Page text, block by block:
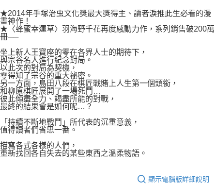
「AFTEE先享後付」，若未經同意申辦者引起之損失，本公司不負相關責
任。
４．使用「AFTEE先享後付」時，將依據個別帳號之用戶狀況，依本公司即
時審查核予不同之上限額度；若仍有額度不足之情形，本公司將視審查結果
請求用戶進行身份認證。
５．嚴禁一人註冊多個帳號或使用他人資訊註冊。若發現惡意使用之情形，
恩沛科技股份有限公司將有權停止該用戶之使用額度並採取法律行動。
宅配
每筆NT$100，滿NT$800(含以上)免運費
★2014年手塚治虫文化獎最大獎得主、讀者淚推此生必看的漫
畫神作！
★〈蜂蜜幸運草〉羽海野千花再度感動力作，系列銷售破200萬
冊──
坐上新人王寶座的零在各界人士的期待下，
與宗谷名人進行紀念對局。
以此次的對局為契機，
零得知了宗谷的重大祕密。
另一方面，島田八段在棋匠戰賭上人生第一個頭銜，
和柳原棋匠展開了一場死鬥…
彼此傾盡全力、竭盡所能的對戰，
最終的結果會是如何呢…？
「持續不斷地戰鬥」所代表的沉重意義，
值得讀者們省思一番。
描寫各式各樣的人們，
重新找回各自失去的某些東西之溫柔物語。
顯示電腦版詳細說明